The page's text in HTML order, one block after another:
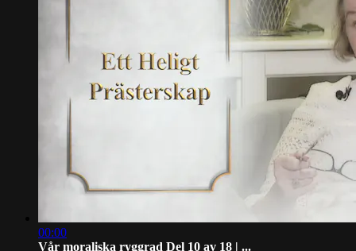
00:00
Vår moraliska ryggrad Del 10 av 18 | ...